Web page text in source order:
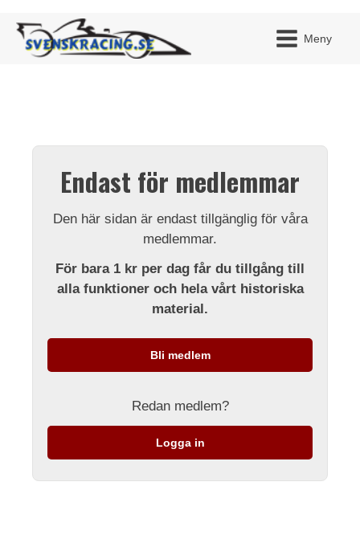
Meny
Endast för medlemmar
Den här sidan är endast tillgänglig för våra
medlemmar.
För bara 1 kr per dag får du tillgång till
alla funktioner och hela vårt historiska
material.
Bli medlem
Redan medlem?
Logga in